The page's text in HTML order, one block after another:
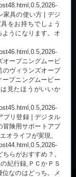
家具の使い方 | デジ
をお持ちでしょう
うになります。オ
オープニングムービ
のヴィランズオープ
プニングムービー
見たほうがいいか
プリ登録 | デジタル
冒険用サポートアプ
オライフが実現。
らがおすすめ？。
紀行録,ＰＣかＰＳ
なのはどっち。メ